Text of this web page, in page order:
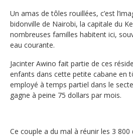
Un amas de tôles rouillées, c’est
bidonville de Nairobi, la capitale du
nombreuses familles habitent ici,
eau courante.
Jacinter Awino fait partie de ces
enfants dans cette petite cabane en
employé à temps partiel dans le
gagne à peine 75 dollars par mois.
Ce couple a du mal à réunir les 3